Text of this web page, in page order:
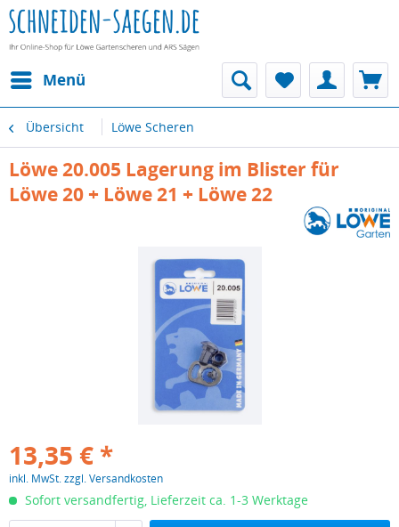
Menü
Übersicht Löwe Scheren
Löwe 20.005 Lagerung im Blister für
Löwe 20 + Löwe 21 + Löwe 22
13,35 € *
inkl. MwSt.zzgl. Versandkosten
Sofort versandfertig, Lieferzeit ca. 1-3 Werktage